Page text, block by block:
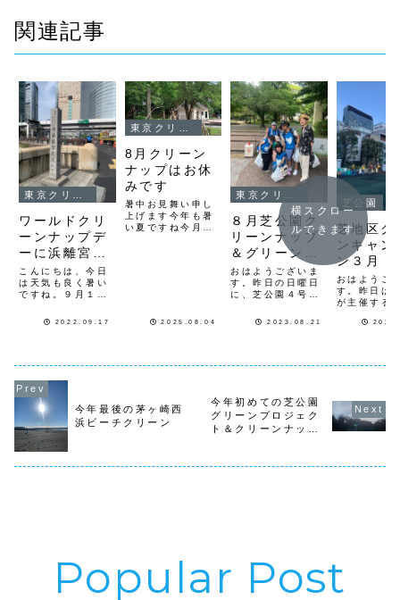
関連記事
ワールドクリ
ーンナップデ
ーに浜離宮も
始めました。
こんにちは、今日
は天気も良く暑い
ですね。９月１７
リーンナップデ
い歩道のクリーン
た。お堀運河の歩
道都内のゴミが海
に流されました。
が、誰か捨てた？
ここのクリーンナ
ッ...
2022.09.17
東京クリーンナップ
8月クリーン
ナップはお休
みです
暑中お見舞い申し
上げます今年も暑
い夏ですね今月8
9月の開催となり
2025.08.04
８月芝公園ク
リーンナップ
＆グリーンプ
ロジェクト
おはようございま
す。昨日の日曜日
に、芝公園４号地
と花壇ボランティ
来、８月はお休み
望のお問合せを頂
き、個人ボランテ
ィア活動を一緒に
行うことになった
2023.08.21
芝公園
芝地区ク
ンキャン
ン３月
おはようご
す。昨日は
が主催する
ーンに参加
２木曜日の
ら、芝地区
での開催に
横スクロー
ルできます
今年最後の茅ヶ崎西
浜ビーチクリーン
今年初めての芝公園
グリーンプロジェク
ト＆クリーンナップ